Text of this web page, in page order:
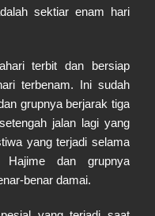
sektiar enam hari
terbit dan bersiap
terbenam. Ini sudah
grupnya berjarak tiga
jalan lagi yang
yang terjadi selama
Hajime dan grupnya
benar damai.